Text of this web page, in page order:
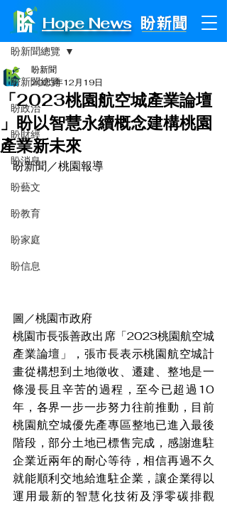
Hope News
文章
盼新聞總覽
盼政治
盼財經
盼消息
盼藝文
盼教育
盼家庭
盼信息
盼新聞總覽
「2023桃園航空城產業論壇
」盼以智慧永續概念建構桃園
產業新未來
盼新聞
2023年12月19日
盼新聞／桃園報導
圖／桃園市政府
桃園市長張善政出席「2023桃園航空城
產業論壇」，張市長表示桃園航空城計
畫從構想到土地徵收、遷建、整地是一
條漫長且辛苦的過程，至今已超過10
年，各界一步一步努力往前推動，目前
桃園航空城優先產專區整地已進入最後
階段，部分土地已標售完成，感謝進駐
企業近兩年的耐心等待，相信再過不久
就能順利交地給進駐企業，讓企業得以
運用最新的智慧化技術及淨零碳排觀